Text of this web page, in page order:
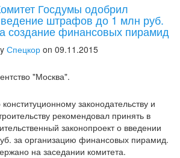
Госдумы одобрил
штрафов до 1 млн руб.
создание финансовых пирамид
Спецкор on 09.11.2015
"Москва".
законодательству и
рекомендовал принять в
законопроект о введении
за организацию финансовых пирамид.
на заседании комитета.